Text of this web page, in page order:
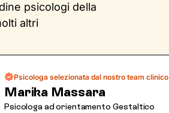
psicologi della
altri
Psicologa selezionata dal nostro team clinico
Marika Massara
Psicologa ad orientamento Gestaltico